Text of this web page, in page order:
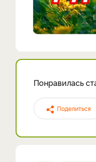
Понравилась
Поделиться